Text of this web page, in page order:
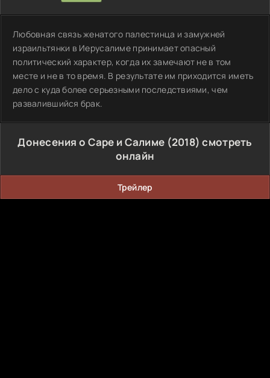
Любовная связь женатого палестинца и замужней
израильтянки в Иерусалиме принимает опасный
политический характер, когда их замечают не в том
месте и не в то время. В результате им приходится иметь
дело с куда более серьезными последствиями, чем
развалившийся брак.
Донесения о Саре и Салиме (2018) смотреть
онлайн
Трейлер